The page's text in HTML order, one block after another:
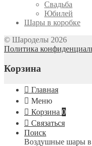
Свадьба
Юбилей
Шары в коробке
© Шароделы 2026
Политика
Корзина
Главная
Меню
Корзина 0
Связаться
Поиск
Воздушные шары в